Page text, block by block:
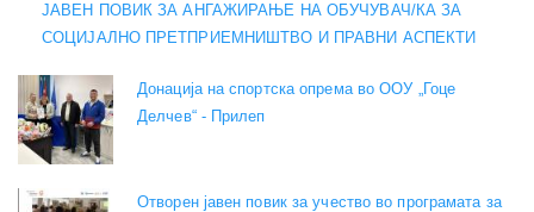
ЈАВЕН ПОВИК ЗА АНГАЖИРАЊЕ НА ОБУЧУВАЧ/КА ЗА
СОЦИЈАЛНО ПРЕТПРИЕМНИШТВО И ПРАВНИ АСПЕКТИ
Донација на спортска опрема во ООУ „Гоце
Делчев“ - Прилеп
Отворен јавен повик за учество во програмата за